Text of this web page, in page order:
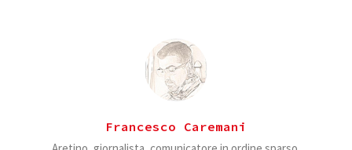
Francesco Caremani